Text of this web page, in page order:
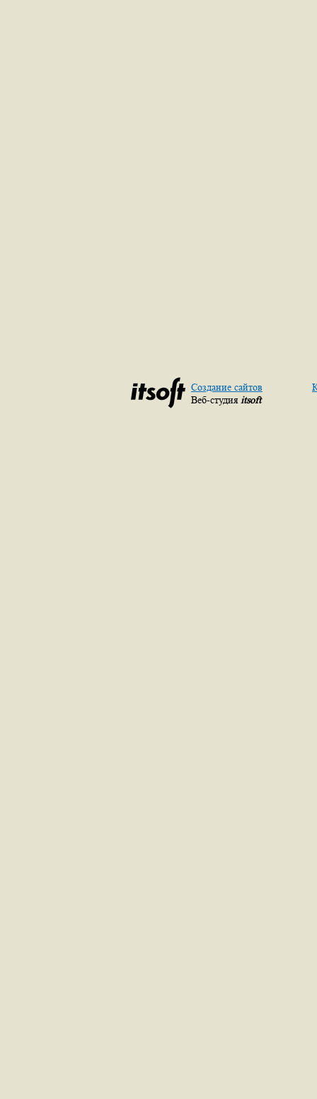
Создание сайтов
Веб-студия itsoft